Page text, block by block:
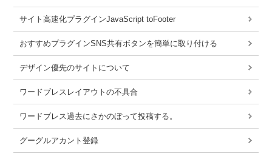
サイト高速化プラグインJavaScript toFooter
おすすめプラグインSNS共有ボタンを簡単に取り付ける
デザイン優先のサイトについて
ワードブレスレイアウトの不具合
ワードブレス過去にさかのぼって投稿する。
グーグルアカント登録